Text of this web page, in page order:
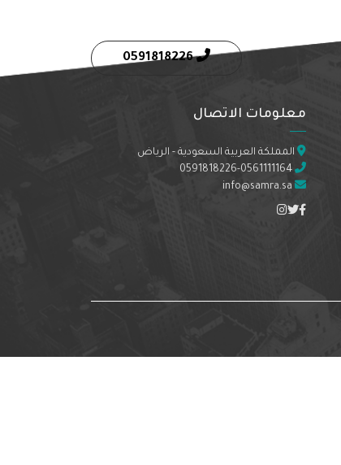
0591818226
معلومات الاتصال
المملكة العربية السعودية - الرياض
0591818226-0561111164
info@samra.sa